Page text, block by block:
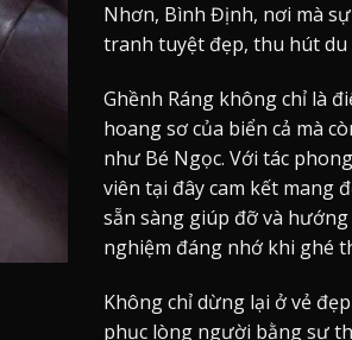
Nhơn, Bình Định, nơi mà
tranh tuyệt đẹp, thu hút du
Ghềnh Ráng không chỉ là
hoang sơ của biển cả mà
như Bé Ngọc. Với tác
viên tại đây cam kết mang
sẵn sàng giúp đỡ và
nghiệm đáng nhớ khi ghé
Không chỉ dừng lại ở vẻ
phục lòng người bằng sự